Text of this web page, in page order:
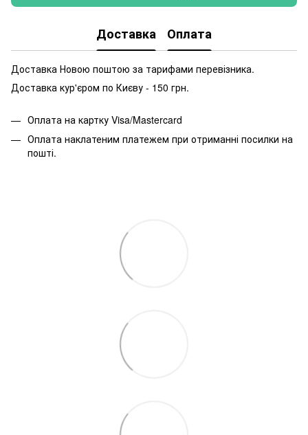
Доставка Оплата
Доставка Новою поштою за тарифами перевізника.
Доставка кур'єром по Києву - 150 грн.
Оплата на картку Visa/Mastercard
Оплата наклатеним платежем при отриманні посилки на
пошті.